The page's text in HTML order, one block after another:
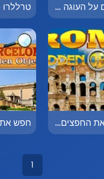
חרקים על העוגה - Bugs on the Cake
חפש את החפצים הנסתרים ברומא - Rome Hidden Objects
1